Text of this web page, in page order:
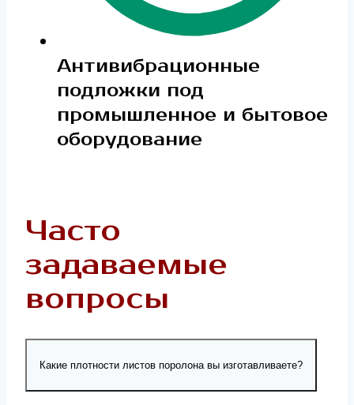
Антивибрационные
подложки под
промышленное и бытовое
оборудование
Часто
задаваемые
вопросы
Какие плотности листов поролона вы изготавливаете?